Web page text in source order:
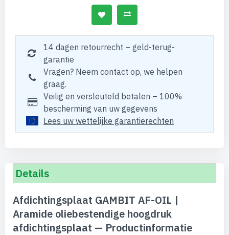
14 dagen retourrecht – geld-terug-
garantie
Vragen? Neem contact op, we helpen
graag.
Veilig en versleuteld betalen – 100%
bescherming van uw gegevens
Lees uw wettelijke garantierechten
Details
Afdichtingsplaat GAMBIT AF-OIL |
Aramide oliebestendige hoogdruk
afdichtingsplaat — Productinformatie